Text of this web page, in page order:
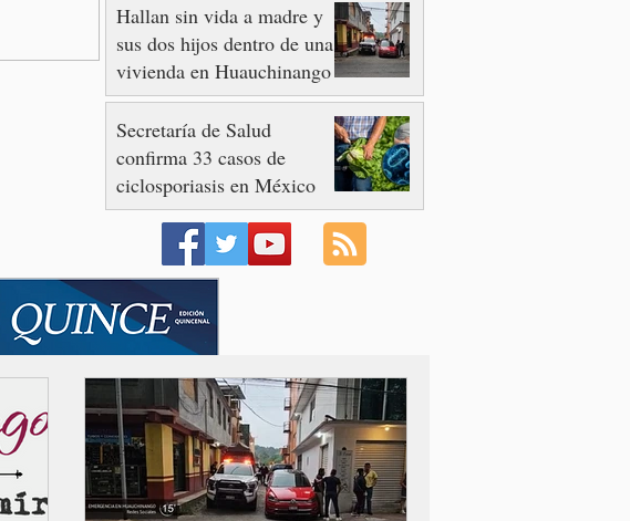
Hallan sin vida a madre y
sus dos hijos dentro de una
vivienda en Huauchinango
Secretaría de Salud
confirma 33 casos de
ciclosporiasis en México